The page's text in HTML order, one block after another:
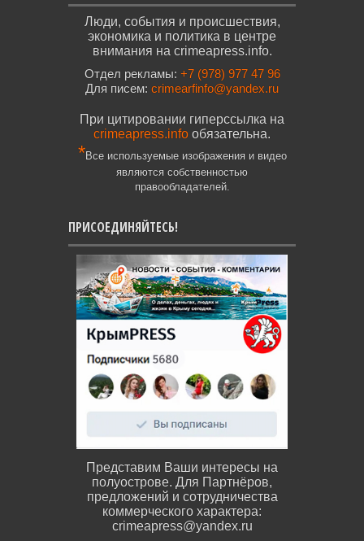
Люди, события и происшествия,
экономика и политика в центре
внимания на crimeapress.info.
Отдел рекламы: +7 (978) 977 47 96
Для писем: crimearfinfo@yandex.ru
При цитировании гиперссылка на
crimeapress.info обязательна.
*Все используемые изображения и видео
являются собственностью
правообладателей.
ПРИСОЕДИНЯЙТЕСЬ!
Представим Ваши интересы на
полуострове. Для Партнёров,
предложений и сотрудничества
коммерческого характера:
crimeapress@yandex.ru